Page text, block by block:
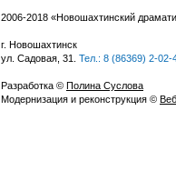
2006-2018 «Новошахтинский
г. Новошахтинск
ул. Садовая, 31. Тел.: 8 (86369) 2-02-
Разработка © Полина Суслова
Модернизация и реконструкция ©